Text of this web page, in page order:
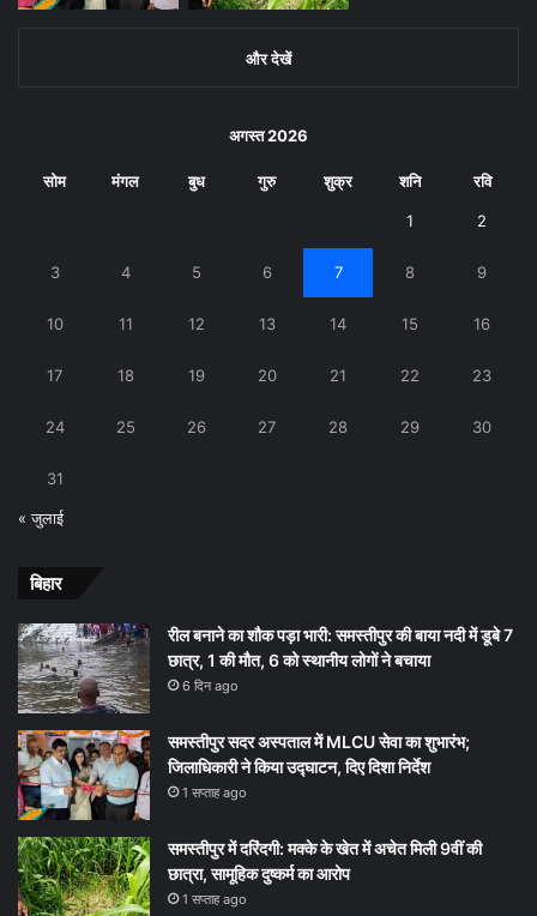
और देखें
अगस्त 2026
सोम मंगल बुध गुरु शुक्र शनि रवि
1 2
3 4 5 6 7 8 9
10 11 12 13 14 15 16
17 18 19 20 21 22 23
24 25 26 27 28 29 30
31
« जुलाई
बिहार
रील बनाने का शौक पड़ा भारी: समस्तीपुर की बाया नदी में डूबे 7
छात्र, 1 की मौत, 6 को स्थानीय लोगों ने बचाया
6 दिन ago
समस्तीपुर सदर अस्पताल में MLCU सेवा का शुभारंभ;
जिलाधिकारी ने किया उद्घाटन, दिए दिशा निर्देश
1 सप्ताह ago
समस्तीपुर में दरिंदगी: मक्के के खेत में अचेत मिली 9वीं की
छात्रा, सामूहिक दुष्कर्म का आरोप
1 सप्ताह ago